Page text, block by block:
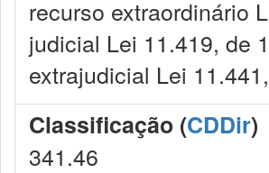
recurso extraordinário
judicial Lei 11.419, de
extrajudicial Lei
Classificação (CDDir)
341.46